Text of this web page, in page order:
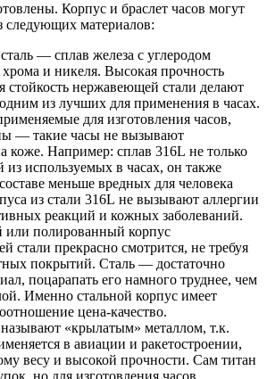
Корпус и браслет часов могут
следующих материалов:
— сплав железа с углеродом
и никеля. Высокая прочность
стойкость нержавеющей стали делают
из лучших для применения в часах.
для изготовления часов,
— такие часы не вызывают
коже. Например: сплав 316L не только
используемых в часах, он также
меньше вредных для человека
из стали 316L не вызывают аллергии
реакций и кожных заболеваний.
полированный корпус
стали прекрасно смотрится, не требуя
покрытий. Сталь — достаточно
поцарапать его намного труднее, чем
Именно стальной корпус имеет
цена-качество.
«крылатым» металлом, т.к.
в авиации и ракетостроении,
весу и высокой прочности. Сам титан
но для изготовления часов